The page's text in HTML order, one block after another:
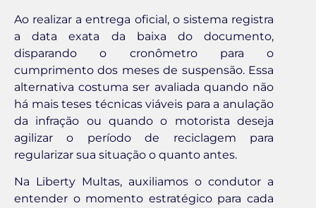
Ao realizar a entrega oficial, o sistema registra
a data exata da baixa do documento,
disparando o cronômetro para o
cumprimento dos meses de suspensão. Essa
alternativa costuma ser avaliada quando não
há mais teses técnicas viáveis para a anulação
da infração ou quando o motorista deseja
agilizar o período de reciclagem para
regularizar sua situação o quanto antes.
Na Liberty Multas, auxiliamos o condutor a
entender o momento estratégico para cada